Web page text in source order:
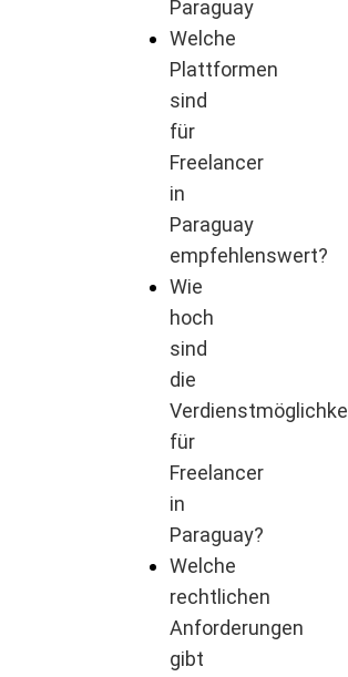
Paraguay
Welche
Plattformen
sind
für
Freelancer
in
Paraguay
empfehlenswert?
Wie
hoch
sind
die
für
Freelancer
in
Paraguay?
Welche
rechtlichen
Anforderungen
gibt